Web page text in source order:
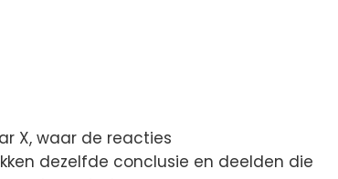
X, waar de reacties
dezelfde conclusie en deelden die